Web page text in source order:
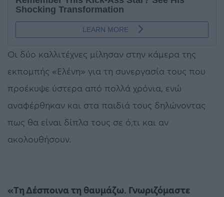
Οι δύο καλλιτέχνες μίλησαν στην κάμερα της
εκπομπής «Ελένη» για τη συνεργασία τους που
προέκυψε ύστερα από πολλά χρόνια, ενώ
αναφέρθηκαν και στα παιδιά τους δηλώνοντας
πως θα είναι δίπλα τους σε ό,τι και αν
ακολουθήσουν.
«Τη Δέσποινα τη θαυμάζω. Γνωριζόμαστε